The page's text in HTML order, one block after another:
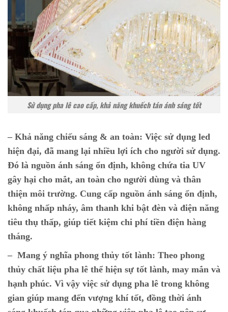
Sử dụng pha lê cao cấp, khả năng khuếch tán ánh sáng tốt
– Khả năng chiếu sáng & an toàn: Việc sử dụng led
hiện đại, đã mang lại nhiều lợi ích cho người sử dụng.
Đó là nguồn ánh sáng ổn định, không chứa tia UV
gây hại cho mắt, an toàn cho người dùng và thân
thiện môi trường. Cung cấp nguồn ánh sáng ổn định,
không nhấp nháy, âm thanh khi bật đèn và điện năng
tiêu thụ thấp, giúp tiết kiệm chi phí tiền điện hàng
tháng.
– Mang ý nghĩa phong thủy tốt lành: Theo phong
thủy chất liệu pha lê thể hiện sự tốt lành, may mắn và
hạnh phúc. Vì vậy việc sử dụng pha lê trong không
gian giúp mang đến vượng khí tốt, đồng thời ánh